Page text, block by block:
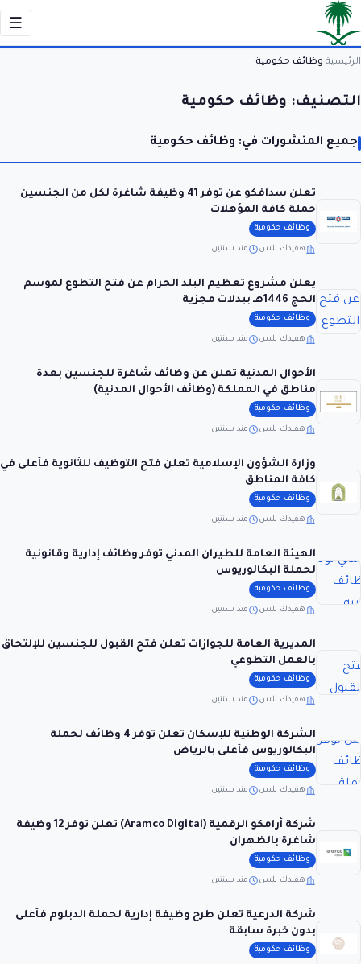
☰
الرئيسية وظائف حكومية
التصنيف: وظائف حكومية
جميع المنشورات في: وظائف حكومية
تعلن سدافكو عن توفر 41 وظيفة شاغرة لكل من الجنسين
حملة كافة المؤهلات
وظائف حكومية
هفيدك بلس منذ سنتين
يعلن مشروع تعظيم البلد الحرام عن فتح التطوع لموسم
الحج 1446هـ ببدلات مجزية
وظائف حكومية
هفيدك بلس منذ سنتين
الأحوال المدنية تعلن عن وظائف شاغرة للجنسين بعدة
مناطق في المملكة (وظائف الأحوال المدنية)
وظائف حكومية
هفيدك بلس منذ سنتين
وزارة الشؤون الإسلامية تعلن فتح التوظيف للثانوية فأعلى في
كافة المناطق
وظائف حكومية
هفيدك بلس منذ سنتين
الهيئة العامة للطيران المدني توفر وظائف إدارية وقانونية
لحملة البكالوريوس
وظائف حكومية
هفيدك بلس منذ سنتين
المديرية العامة للجوازات تعلن فتح القبول للجنسين للإلتحاق
بالعمل التطوعي
وظائف حكومية
هفيدك بلس منذ سنتين
الشركة الوطنية للإسكان تعلن توفر 4 وظائف لحملة
البكالوريوس فأعلى بالرياض
وظائف حكومية
هفيدك بلس منذ سنتين
شركة أرامكو الرقمية (Aramco Digital) تعلن توفر 12 وظيفة
شاغرة بالظهران
وظائف حكومية
هفيدك بلس منذ سنتين
شركة الدرعية تعلن طرح وظيفة إدارية لحملة الدبلوم فأعلى
بدون خبرة سابقة
وظائف حكومية